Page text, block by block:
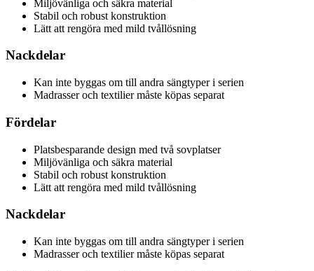
Miljövänliga och säkra material
Stabil och robust konstruktion
Lätt att rengöra med mild tvållösning
Nackdelar
Kan inte byggas om till andra sängtyper i serien
Madrasser och textilier måste köpas separat
Fördelar
Platsbesparande design med två sovplatser
Miljövänliga och säkra material
Stabil och robust konstruktion
Lätt att rengöra med mild tvållösning
Nackdelar
Kan inte byggas om till andra sängtyper i serien
Madrasser och textilier måste köpas separat